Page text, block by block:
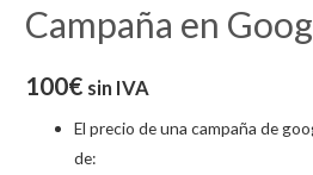
Campaña en
100€ sin IVA
El precio de una campaña de
de: